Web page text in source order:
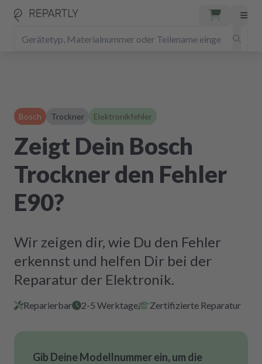
Bosch Trockner Elektronikfehler
Zeigt Dein Bosch
Trockner den Fehler
E90?
Wir zeigen dir, wie Du den Fehler
erkennst und helfen Dir bei der
Reparatur der Elektronik.
Reparierbar 2-5 Werktage Zertifizierte Reparatur
Gib Deine Modellnummer ein, um die